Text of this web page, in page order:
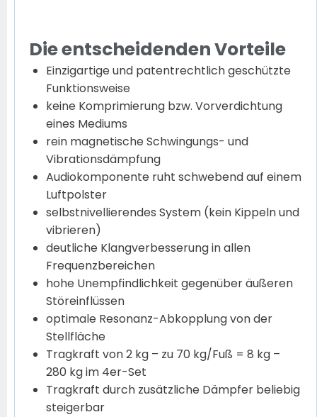
Die entscheidenden Vorteile
Einzigartige und patentrechtlich geschützte
Funktionsweise
keine Komprimierung bzw. Vorverdichtung
eines Mediums
rein magnetische Schwingungs- und
Vibrationsdämpfung
Audiokomponente ruht schwebend auf einem
Luftpolster
selbstnivellierendes System (kein Kippeln und
vibrieren)
deutliche Klangverbesserung in allen
Frequenzbereichen
hohe Unempfindlichkeit gegenüber äußeren
Störeinflüssen
optimale Resonanz-Abkopplung von der
Stellfläche
Tragkraft von 2 kg – zu 70 kg/Fuß = 8 kg –
280 kg im 4er-Set
Tragkraft durch zusätzliche Dämpfer beliebig
steigerbar